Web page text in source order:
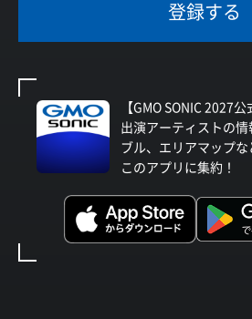
登録する
【GMO SONIC 2027公
出演アーティストの
ブル、エリアマップ
このアプリに集約！